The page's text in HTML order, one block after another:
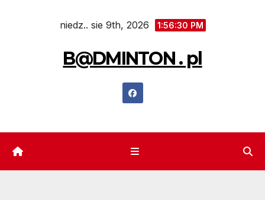
niedz.. sie 9th, 2026 1:56:31 PM
B@DMINTON . pl